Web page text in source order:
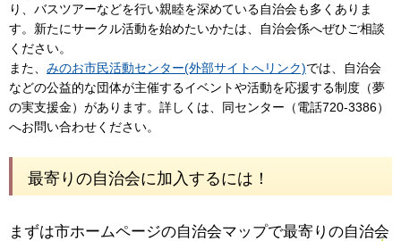
り、バスツアーなどを行い親睦を深めている自治会も多くありま
す。新たにサークル活動を始めたいかたは、自治会係へぜひご相談
ください。
また、 みのお市民活動センター(外部サイトへリンク)では、自治会
などの公益的な団体が主催するイベントや活動を応援する制度（夢
の実支援金）があります。詳しくは、同センター（電話720-3386）
へお問い合わせください。
最寄りの自治会に加入するには！
まずは市ホームページの自治会マップで最寄りの自治会